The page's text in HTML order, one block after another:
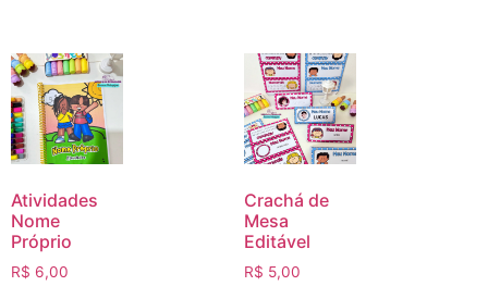
Atividades
Nome
Próprio
R$ 6,00
Crachá de
Mesa
Editável
R$ 5,00